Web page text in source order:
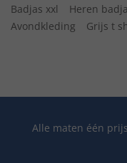
Badjas xxl Heren
Avondkleding
Grijs t
Alle maten één prijs